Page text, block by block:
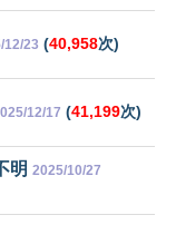
12/23 (40,958次)
12/17 (41,199次)
明 2025/10/27